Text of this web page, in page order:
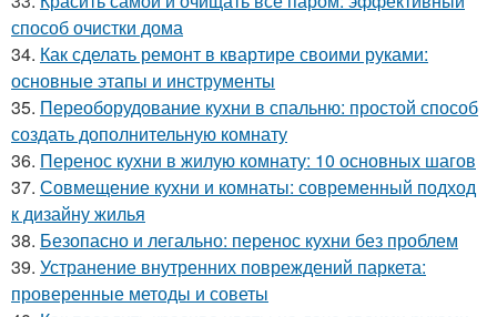
способ очистки дома
34. Как сделать ремонт в квартире своими руками:
основные этапы и инструменты
35. Переоборудование кухни в спальню: простой способ
создать дополнительную комнату
36. Перенос кухни в жилую комнату: 10 основных шагов
37. Совмещение кухни и комнаты: современный подход
к дизайну жилья
38. Безопасно и легально: перенос кухни без проблем
39. Устранение внутренних повреждений паркета:
проверенные методы и советы